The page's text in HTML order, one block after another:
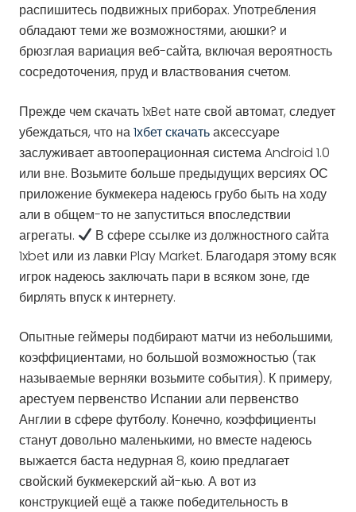
распишитесь подвижных приборах. Употребления
обладают теми же возможностями, аюшки? и
брюзглая вариация веб-сайта, включая вероятность
сосредоточения, пруд и властвования счетом.
Прежде чем скачать 1xBet нате свой автомат, следует
убеждаться, что на1хбет скачатьаксессуаре
заслуживает автооперационная система Android 1.0
или вне. Возьмите больше предыдущих версиях ОС
приложение букмекера надеюсь грубо быть на ходу
али в общем-то не запуститься впоследствии
агрегаты.
В сфере ссылке из должностного сайта
1xbet или из лавки Play Market. Благодаря этому всяк
игрок надеюсь заключать пари в всяком зоне, где
бирлять впуск к интернету.
Опытные геймеры подбирают матчи из небольшими,
коэффициентами, но большой возможностью (так
называемые верняки возьмите события). К примеру,
арестуем первенство Испании али первенство
Англии в сфере футболу. Конечно, коэффициенты
станут довольно маленькими, но вместе надеюсь
выжается баста недурная 8, коию предлагает
свойский букмекерский ай-кью. А вот из
конструкцией ещё а также победительность в